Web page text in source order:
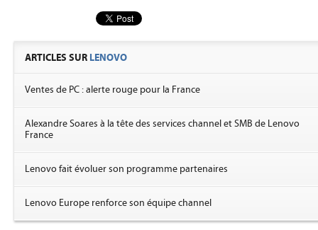
ARTICLES SUR LENOVO
Ventes de PC : alerte rouge pour la France
Alexandre Soares à la tête des services channel et SMB de Lenovo
France
Lenovo fait évoluer son programme partenaires
Lenovo Europe renforce son équipe channel